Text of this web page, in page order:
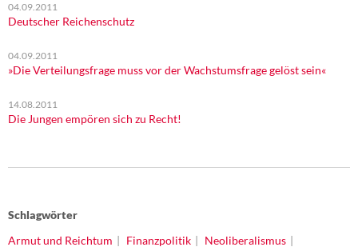
04.09.2011
Deutscher Reichenschutz
04.09.2011
»Die Verteilungsfrage muss vor der Wachstumsfrage gelöst sein«
14.08.2011
Die Jungen empören sich zu Recht!
Schlagwörter
Armut und Reichtum
Finanzpolitik Neoliberalismus